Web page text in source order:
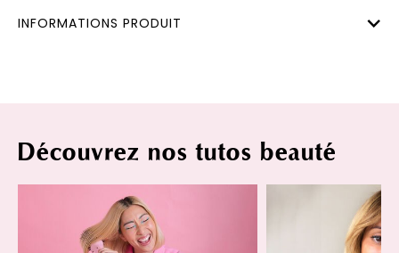
INFORMATIONS PRODUIT
Découvrez nos tutos beauté